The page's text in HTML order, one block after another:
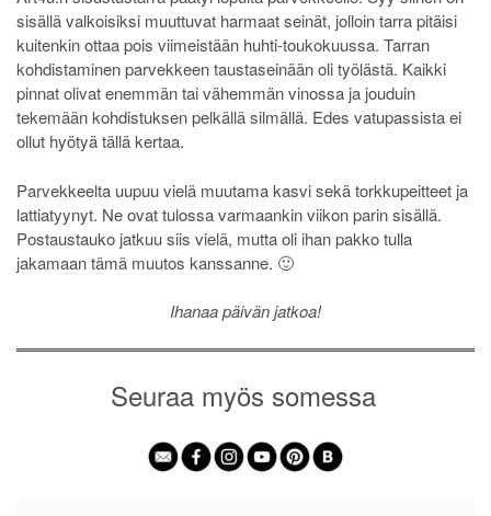
sisällä valkoisiksi muuttuvat harmaat seinät, jolloin tarra pitäisi
kuitenkin ottaa pois viimeistään huhti-toukokuussa. Tarran
kohdistaminen parvekkeen taustaseinään oli työlästä. Kaikki
pinnat olivat enemmän tai vähemmän vinossa ja jouduin
tekemään kohdistuksen pelkällä silmällä. Edes vatupassista ei
ollut hyötyä tällä kertaa.
Parvekkeelta uupuu vielä muutama kasvi sekä torkkupeitteet ja
lattiatyynyt. Ne ovat tulossa varmaankin viikon parin sisällä.
Postaustauko jatkuu siis vielä, mutta oli ihan pakko tulla
jakamaan tämä muutos kanssanne. 🙂
Ihanaa päivän jatkoa!
Seuraa myös somessa